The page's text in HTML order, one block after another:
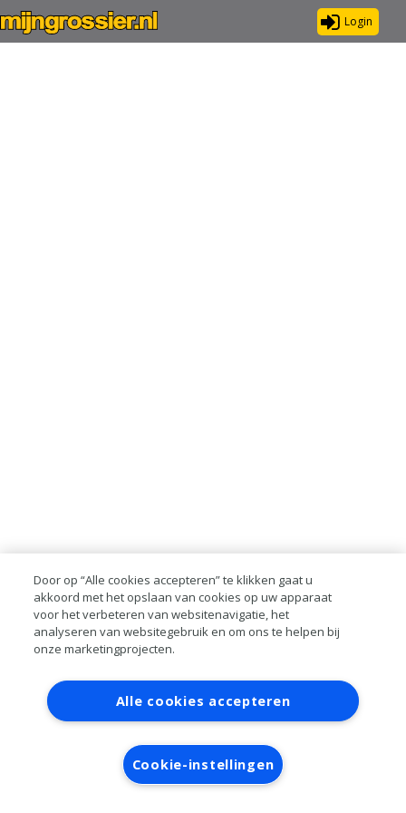
Login
Contact Account aanvragen
Inloggen
RAI bestanden
Privacy
Algemene
voorwaarden
Verwerkersovereenkomst
Door op “Alle cookies accepteren” te klikken gaat u
akkoord met het opslaan van cookies op uw apparaat
voor het verbeteren van websitenavigatie, het
analyseren van websitegebruik en om ons te helpen bij
onze marketingprojecten.
Alle cookies accepteren
Cookie-instellingen